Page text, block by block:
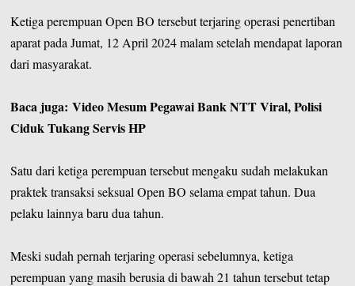
Ketiga perempuanOpen BO tersebut terjaring operasi penertiban
aparat pada Jumat, 12 April 2024 malam setelah mendapat laporan
dari masyarakat.
Baca juga:Video Mesum Pegawai Bank NTT Viral, Polisi
Ciduk Tukang Servis HP
Satu dari ketiga perempuan tersebut mengaku sudah melakukan
praktek transaksi seksual Open BO selama empat tahun. Dua
pelaku lainnya baru dua tahun.
Meski sudah pernah terjaring operasi sebelumnya, ketiga
perempuan yang masih berusia di bawah 21 tahun tersebut tetap